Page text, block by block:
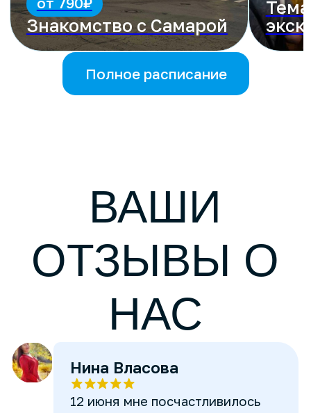
Нина Власова
12 июня мне посчастливилось
побывать на "Секретной
Julia P.
Были на экскурсии по Самарским
29.05. Отлично провели время:
Татьяна очень много знает и
очень интерес...
Оксана Крючатова
Восхищают люди, которые
любят то, что делают.
Заражают позитивом, хорошим
настроением, обогащают тебя